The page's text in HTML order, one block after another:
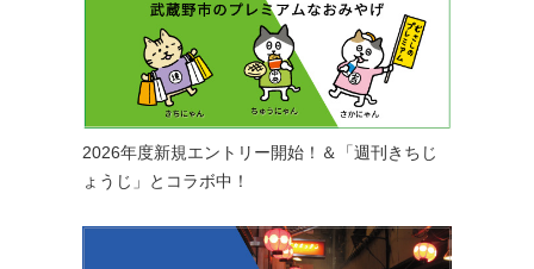
2026年度新規エントリー開始！＆「週刊きちじ
ょうじ」とコラボ中！